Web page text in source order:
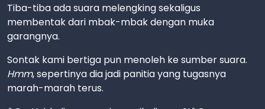
Tiba-tiba ada suara melengking sekaligus
membentak dari mbak-mbak dengan muka
garangnya.
Sontak kami bertiga pun menoleh ke sumber suara.
Hmm, sepertinya dia jadi panitia yang tugasnya
marah-marah terus.